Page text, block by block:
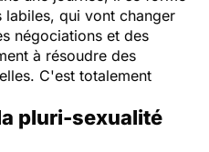
qui vont changer
négociations et des
à résoudre des
C'est totalement
pluri-sexualité